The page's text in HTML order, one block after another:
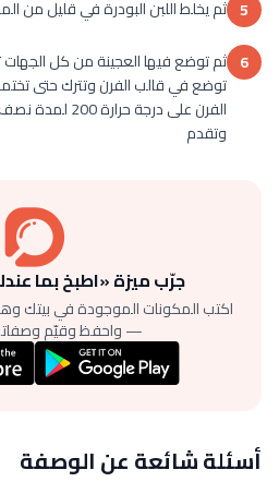
5 ثم يخلط اللبن البودرة في قليل من
6 ثم توضع فيها العجينة من كل
توضع في قالب الفرن وتترك حتى
الفرن على درجة
وتقدم
جرّب ميزة «اطبخ بما
اكتب المكونات الموجودة في بيتك
— واحفظ وقيّم
أسئلة شائعة عن الوصفة